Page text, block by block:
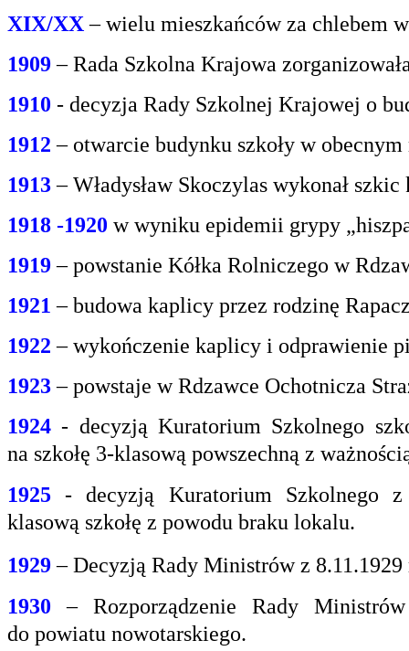
XIX/XX– wielu mieszkańców za chlebem
1909 – Rada Szkolna Krajowa
1910 - decyzja Rady Szkolnej Krajowej o
1912 – otwarcie budynku szkoły w
1913– Władysław Skoczylas wykonał
1918 -1920 w wyniku epidemii grypy
1919– powstanie Kółka Rolniczego w
1921 – budowa kaplicy przez rodzinę
1922 – wykończenie kaplicy i odprawienie
1923– powstaje w Rdzawce Ochotnicza
1924 - decyzją Kuratorium Szkolnego
na szkołę 3-klasową powszechną z
1925 - decyzją Kuratorium Szkolnego
klasową szkołę z powodu braku lokalu.
1929– Decyzją Rady Ministrów z
1930 – Rozporządzenie Rady
do powiatu nowotarskiego.